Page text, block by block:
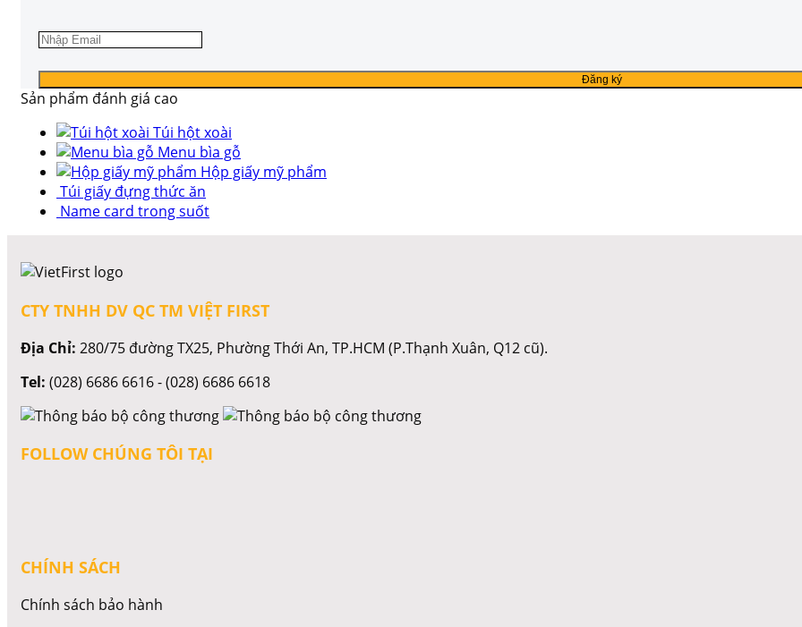
Sản phẩm đánh giá cao
Túi hột xoài
Menu bìa gỗ
Hộp giấy mỹ phẩm
Túi giấy đựng thức ăn
Name card trong suốt
CTY TNHH DV QC TM VIỆT FIRST
Địa Chỉ: 280/75 đường TX25, Phường Thới An, TP.HCM (P.Thạnh Xuân, Q12 cũ).
Tel: (028) 6686 6616 - (028) 6686 6618
FOLLOW CHÚNG TÔI TẠI
CHÍNH SÁCH
Chính sách bảo hành